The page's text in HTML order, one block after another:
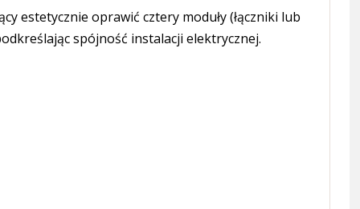
estetycznie oprawić cztery moduły (łączniki lub
spójność instalacji elektrycznej.